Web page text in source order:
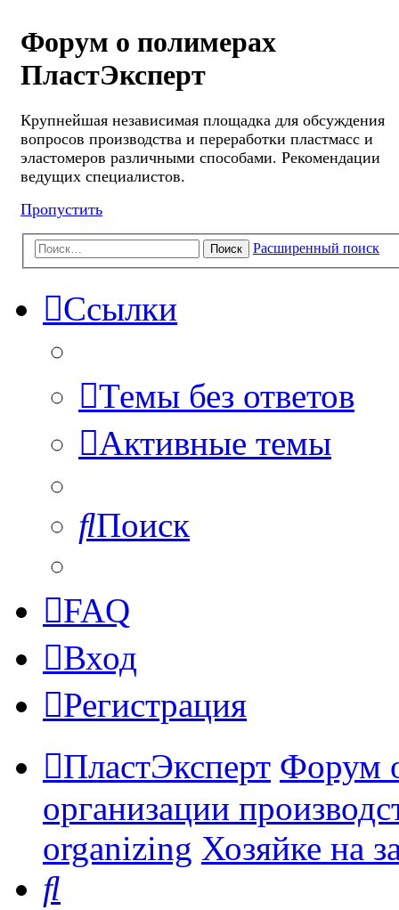
Форум о полимерах
ПластЭксперт
Крупнейшая независимая площадка для обсуждения
вопросов производства и переработки пластмасс и
эластомеров различными способами. Рекомендации
ведущих специалистов.
Пропустить
Поиск Расширенный поиск
Ссылки
Темы без ответов
Активные темы
Поиск
FAQ
Вход
Регистрация
ПластЭксперт Форум
организации
organizing Хозяйке на